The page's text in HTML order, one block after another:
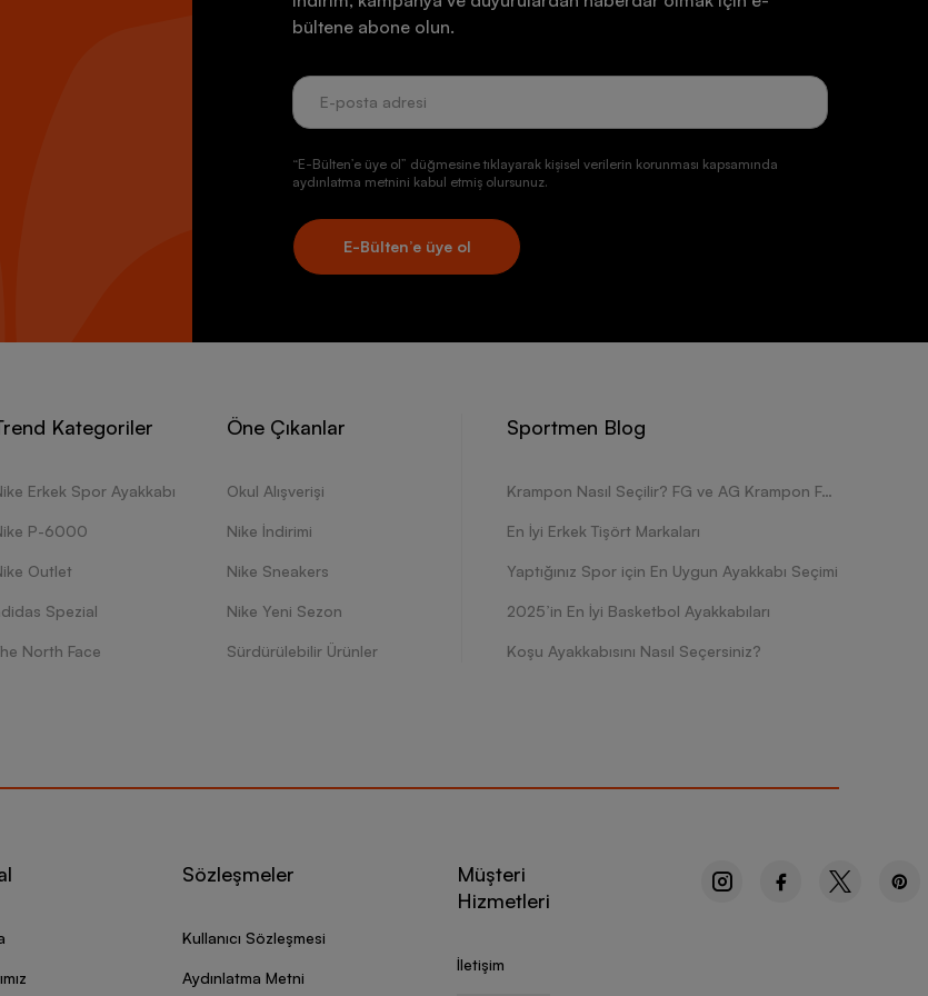
bültene abone olun.
“E-Bülten’e üye ol” düğmesine tıklayarak kişisel verilerin korunması kapsamında
aydınlatma metnini kabul etmiş olursunuz.
E-Bülten’e üye ol
Kategoriler
Erkek Spor Ayakkabı
P-6000
Outlet
Spezial
North Face
Öne Çıkanlar
Okul Alışverişi
Nike İndirimi
Nike Sneakers
Nike Yeni Sezon
Sürdürülebilir Ürünler
Sportmen Blog
Krampon Nasıl Seçilir? FG ve AG Krampon Farkları Nelerdir?
En İyi Erkek Tişört Markaları
Yaptığınız Spor için En Uygun Ayakkabı Seçimi
2025’in En İyi Basketbol Ayakkabıları
Koşu Ayakkabısını Nasıl Seçersiniz?
Sözleşmeler
Kullanıcı Sözleşmesi
Aydınlatma Metni
Müşteri
Hizmetleri
İletişim